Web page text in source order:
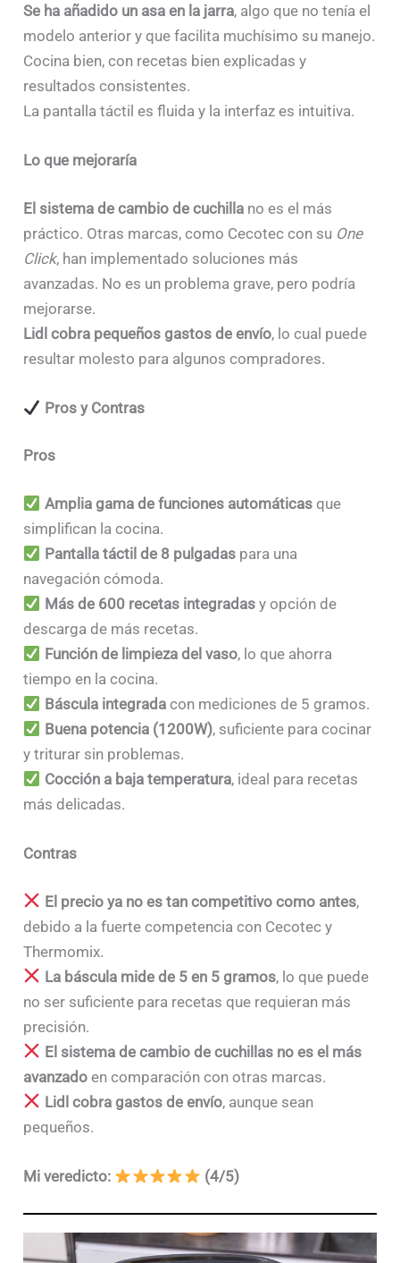
Se ha añadido un asa en la jarra, algo que no tenía el
modelo anterior y que facilita muchísimo su manejo.
Cocina bien, con recetas bien explicadas y
resultados consistentes.
La pantalla táctil es fluida y la interfaz es intuitiva.
Lo que mejoraría
El sistema de cambio de cuchilla no es el más
práctico. Otras marcas, como Cecotec con su One
Click, han implementado soluciones más
avanzadas. No es un problema grave, pero podría
mejorarse.
Lidl cobra pequeños gastos de envío, lo cual puede
resultar molesto para algunos compradores.
Pros y Contras
Pros
Amplia gama de funciones automáticasque
simplifican la cocina.
Pantalla táctil de 8 pulgadaspara una
navegación cómoda.
Más de 600 recetas integradasy opción de
descarga de más recetas.
Función de limpieza del vaso, lo que ahorra
tiempo en la cocina.
Báscula integradacon mediciones de 5 gramos.
Buena potencia (1200W), suficiente para cocinar
y triturar sin problemas.
Cocción a baja temperatura, ideal para recetas
más delicadas.
Contras
El precio ya no es tan competitivo como antes,
debido a la fuerte competencia con Cecotec y
Thermomix.
La báscula mide de 5 en 5 gramos, lo que puede
no ser suficiente para recetas que requieran más
precisión.
El sistema de cambio de cuchillas no es el más
avanzado en comparación con otras marcas.
Lidl cobra gastos de envío, aunque sean
pequeños.
Mi veredicto: (4/5)